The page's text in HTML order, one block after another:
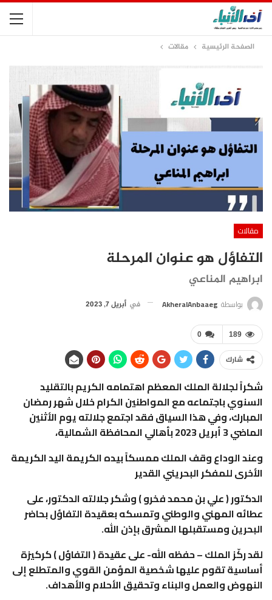
الصفحة الرئيسية مقالات
مقالات
التفاؤل هو عنوان المرحلة
ابراهيم المناعي
بواسطة AkheralAnbaaeg في أبريل 7, 2023
0 189
شارك
شكراً لجلالة الملك المعظم اهتمامه الكريم بالتقليد
السنوي باجتماعه مع المواطنين الكرام خلال شهر رمضان
المبارك، وفي هذا السياق فقد اجتمع جلالته يوم الأثنين
الماضي 3 أبريل 2023 بأهالي المحافظة الشمالية،
وعند الوداع وقف الملك ممسكاً بيده الكريمة اليد الكريمة
الأخرى للمفكر البحريني القدير
الدكتور ( علي بن محمد فخرو ) وشكر جلالته الدكتور، على
عطائه المهني والوطني وتمسكه بعقيدة التفاؤل بحاضر
البحرين ومستقبلها المشرق بإذن الله.
لقد ركّز الملك – حفظه الله- على عقيدة ( التفاؤل ) كركيزة
أساسية تقوم عليها شخصية المؤمن القوي والمتطلع إلى
النهوض والعمل والبناء وتحقيق الأحلام والأهداف.